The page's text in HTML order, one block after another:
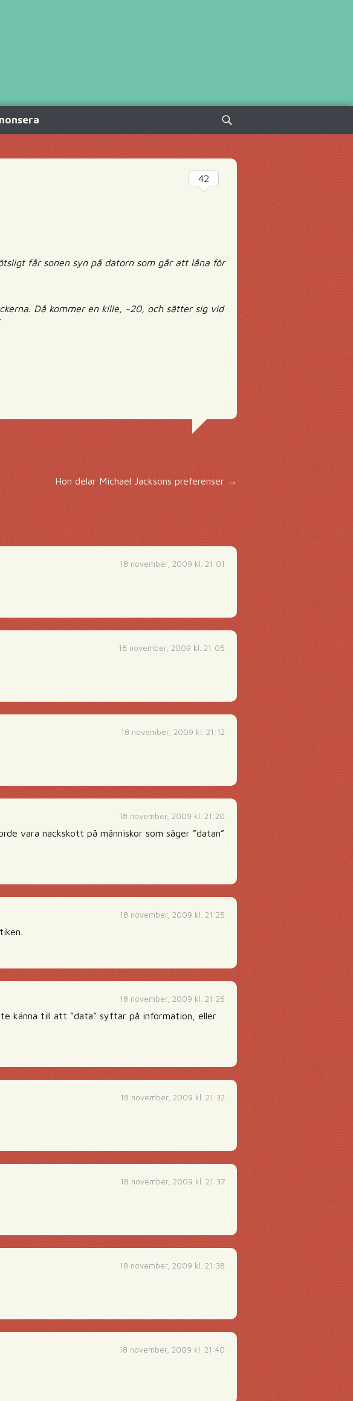
Sök
efter:
får sonen syn på datorn som går att låna för
Då kommer en kille, ~20, och sätter sig vid
42
Hon delar Michael Jacksons preferenser→
18 november, 2009 kl. 21:01
18 november, 2009 kl. 21:05
18 november, 2009 kl. 21:12
18 november, 2009 kl. 21:20
vara nackskott på människor som säger ”datan”
18 november, 2009 kl. 21:25
18 november, 2009 kl. 21:26
känna till att ”data” syftar på information, eller
18 november, 2009 kl. 21:32
18 november, 2009 kl. 21:37
18 november, 2009 kl. 21:38
18 november, 2009 kl. 21:40